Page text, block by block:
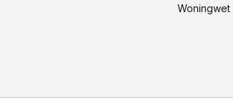
Woningwet